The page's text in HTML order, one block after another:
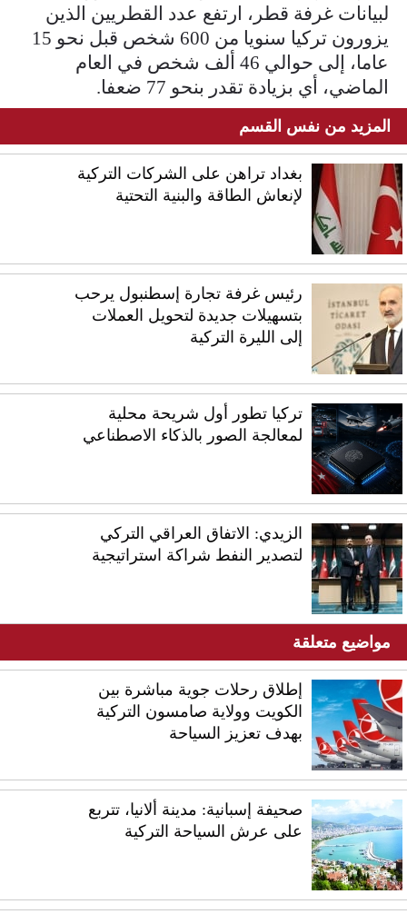
لبيانات غرفة قطر، ارتفع عدد القطريين الذين
يزورون تركيا سنويا من 600 شخص قبل نحو 15
عاما، إلى حوالي 46 ألف شخص في العام
الماضي، أي بزيادة تقدر بنحو 77 ضعفا.
المزيد من نفس القسم
بغداد تراهن على الشركات التركية
لإنعاش الطاقة والبنية التحتية
رئيس غرفة تجارة إسطنبول يرحب
بتسهيلات جديدة لتحويل العملات
إلى الليرة التركية
تركيا تطور أول شريحة محلية
لمعالجة الصور بالذكاء الاصطناعي
الزيدي: الاتفاق العراقي التركي
لتصدير النفط شراكة استراتيجية
مواضيع متعلقة
إطلاق رحلات جوية مباشرة بين
الكويت وولاية صامسون التركية
بهدف تعزيز السياحة
صحيفة إسبانية: مدينة ألانيا، تتربع
على عرش السياحة التركية